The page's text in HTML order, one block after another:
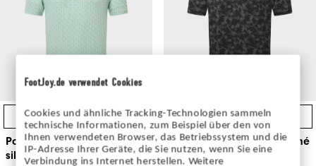
FootJoy.de verwendet Cookies
Cookies und ähnliche Tracking-Technologien sammeln
technische Informationen, zum Beispiel über den von
Ihnen verwendeten Browser, das Betriebssystem und die
IP-Adresse Ihrer Geräte, die Sie nutzen, wenn Sie eine
Verbindung ins Internet herstellen. Weitere
Achat Express
Polo en fil d'Ecosse imprimé
silhouette
Achat Express
Polo en fil d'Ecosse imprimé
camouflage